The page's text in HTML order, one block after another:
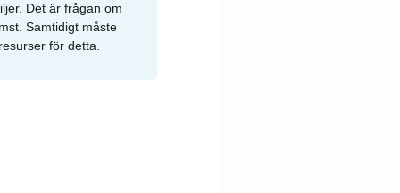
Det är frågan om
Samtidigt måste
för detta.